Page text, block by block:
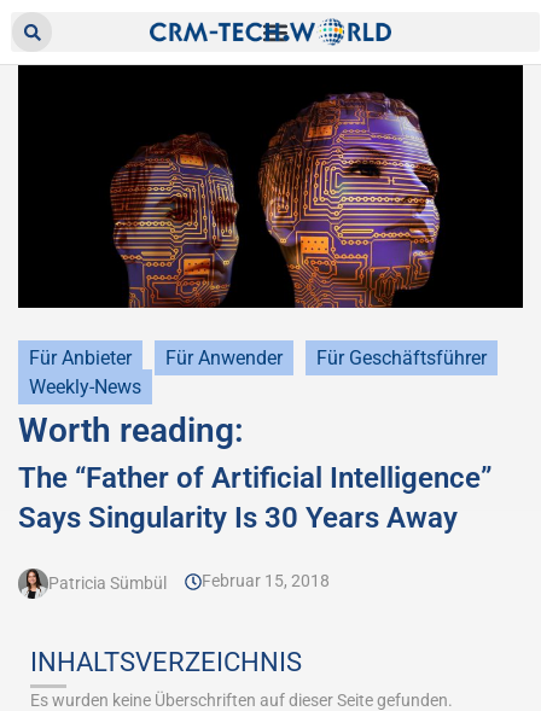
Für Anbieter Für Anwender
Für Geschäftsführer
Weekly-News
Worth reading:
The “Father of Artificial Intelligence”
Says Singularity Is 30 Years Away
Patricia Sümbül Februar 15, 2018
INHALTSVERZEICHNIS
Es wurden keine Überschriften auf dieser Seite gefunden.